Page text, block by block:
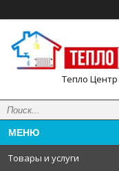
Тепло Центр
Товары и услуги